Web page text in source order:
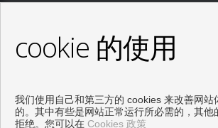
comercial@inmoenter.com
的 星期一 一 星期四 : 09:00 - 14:30 和
Templates
跟着我们
cookie 的使用
我们使用自己和第三方的 cookies 来改善网站
的。其中有些是网站正常运行所必需的，其他
拒绝。您可以在 Cookies 政策